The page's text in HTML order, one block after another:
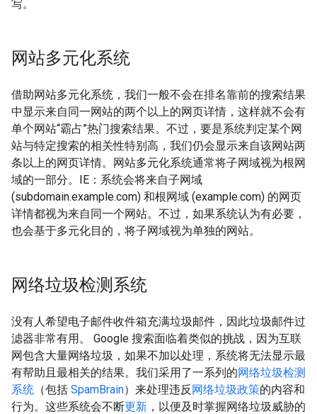
写。
网站多元化系统
借助网站多元化系统，我们一般不会在排名靠前的搜索结果
中显示来自同一网站的两个以上的网页详情，这样就不会有
单个网站“霸占”热门搜索结果。不过，要是系统判定某个网
站与特定搜索的相关性特别高，我们仍会显示来自该网站两
条以上的网页详情。网站多元化系统通常将子网域视为根网
域的一部分。IE：系统会将来自子网域
(subdomain.example.com) 和根网域 (example.com) 的网页
详情都视为来自同一个网站。不过，如果系统认为有必要，
也会基于多元化目的，将子网域视为单独的网站。
网络垃圾检测系统
没有人希望电子邮件收件箱充满垃圾邮件，因此垃圾邮件过
滤器非常有用。 Google 搜索面临着类似的挑战，因为互联
网包含大量网络垃圾，如果不加以处理，系统将无法显示最
有帮助且最相关的结果。我们采用了一系列的网络垃圾检测
系统 （包括 SpamBrain）来处理违反网络垃圾政策的内容和
行为。这些系统会不断更新 ，以便及时掌握网络垃圾威胁的